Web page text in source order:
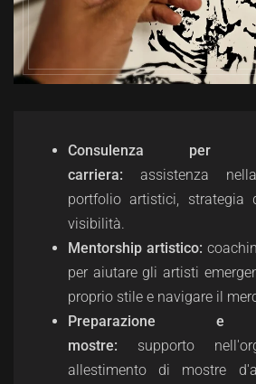
Consulenza per
carriera: assistenza
portfolio artistici, strategia
visibilità.
Mentorship artistico: c
per aiutare gli artisti
proprio stile e navigare il
Preparazione e
mostre: supporto
allestimento di mostre